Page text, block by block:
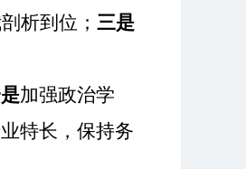
析到位； 三是
加强政治学
特长，保持务